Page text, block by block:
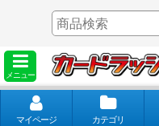
メニュー
マイページ カテゴリ